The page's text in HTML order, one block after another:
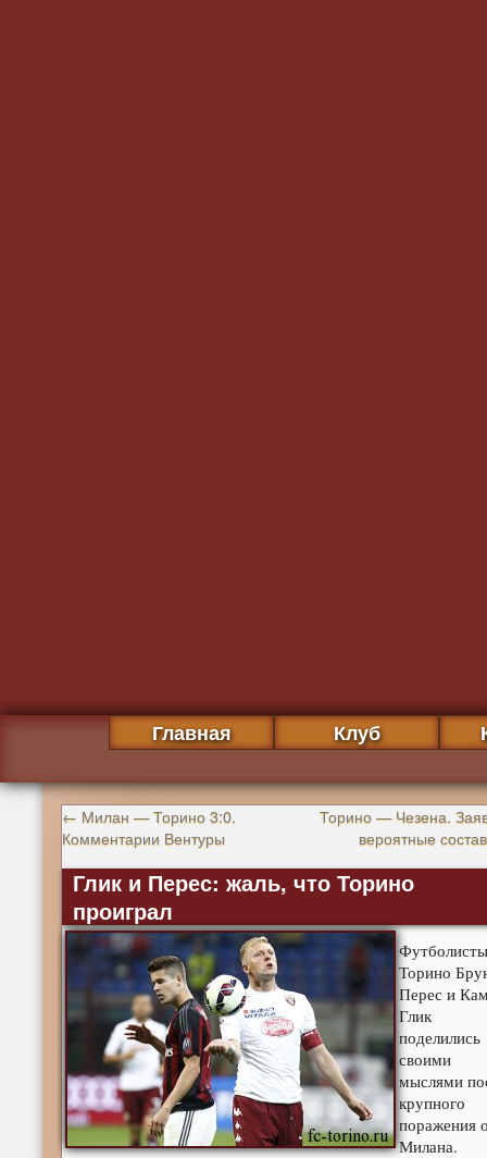
Главная Клуб
← Милан — Торино 3:0.
Комментарии Вентуры
Торино — Чезена.
вероятные
Глик и Перес: жаль, что Торино
проиграл
Футболисты
Торино
Перес и
Глик
поделились
своими
мыслями
крупного
поражения
Милана.